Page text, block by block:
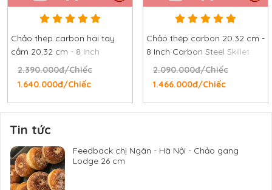
Chảo thép carbon hai tay
cầm 20.32 cm - 8 Inch
Carbon Steel Pan
2.390.000đ/Chiếc
1.640.000đ/Chiếc
Chảo thép carbon 20.32 cm -
8 Inch Carbon Steel Skillet
2.090.000đ/Chiếc
1.466.000đ/Chiếc
Tin tức
Feedback chị Ngân - Hà Nội - Chảo gang
Lodge 26 cm